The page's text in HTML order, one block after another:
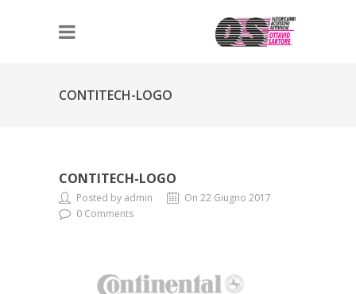
CONTITECH-LOGO
CONTITECH-LOGO
Posted by admin
On 22 Giugno 2017
0 Comments